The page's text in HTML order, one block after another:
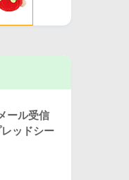
ール受信
ッドシー